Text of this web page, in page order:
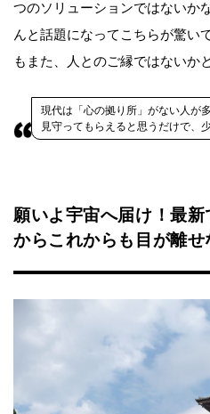
つのソリューションではないか
んと話題になってこちらが驚い
もまた、人とのご縁ではないか
現代は「心の拠り所」がない人
見守ってもらえると思うだけで、
願いよ宇宙へ届け！最新
からこれからも目が離せ